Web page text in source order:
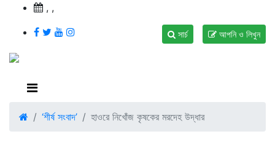
, ,
আপনি ও লিখুন
সার্চ
‘শীর্ষ সংবাদ’ হাওরে নিখোঁজ কৃষকের মরদেহ উদ্ধার